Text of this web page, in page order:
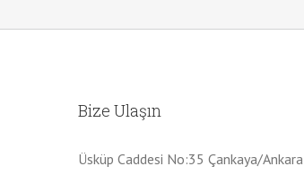
Bize Ulaşın
Üsküp Caddesi No:35 Çankaya/Ankara